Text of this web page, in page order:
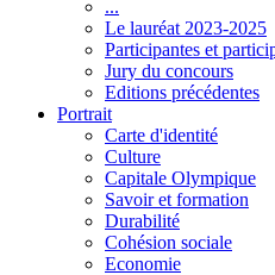
...
Le lauréat 2023-2025
Participantes et
Jury du concours
Editions précédentes
Portrait
Carte d'identité
Culture
Capitale Olympique
Savoir et formation
Durabilité
Cohésion sociale
Economie